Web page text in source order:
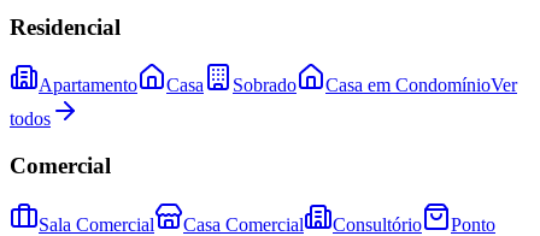
Residencial
Apartamento Casa Sobrado Casa em CondomínioVer
todos
Comercial
Sala Comercial Casa Comercial Consultório
Ponto